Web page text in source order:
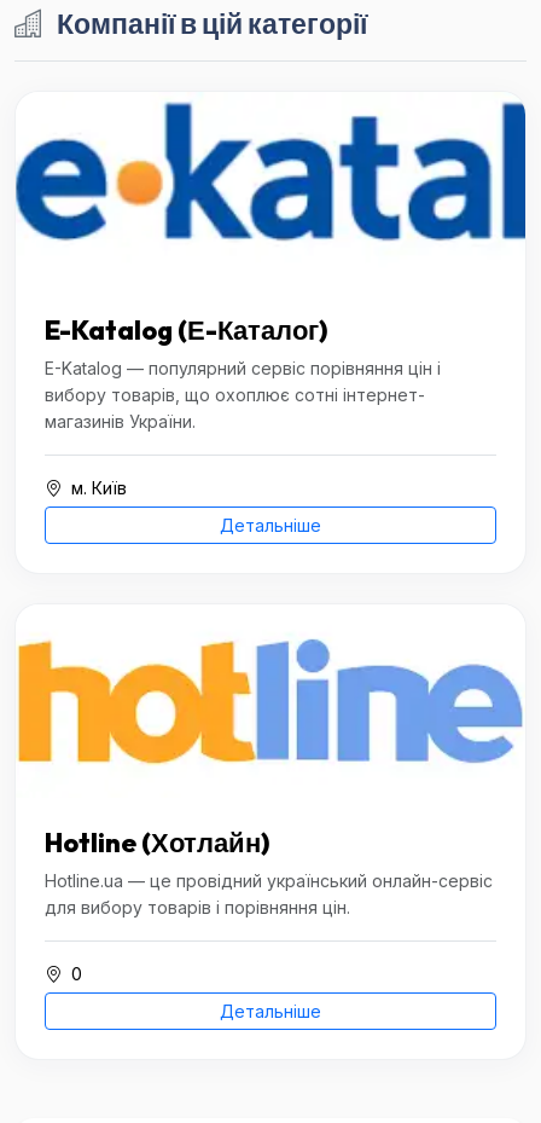
Компанії в цій категорії
E-Katalog (Е-Каталог)
E-Katalog — популярний сервіс порівняння цін і
вибору товарів, що охоплює сотні інтернет-
магазинів України.
м. Київ
Детальніше
Hotline (Хотлайн)
Hotline.ua — це провідний український онлайн-сервіс
для вибору товарів і порівняння цін.
0
Детальніше